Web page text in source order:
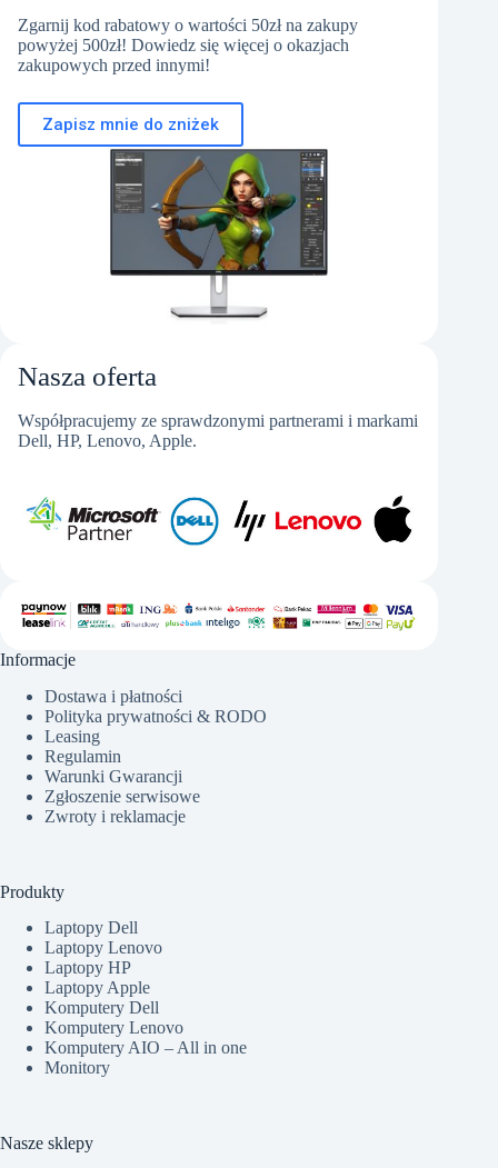
Zgarnij kod rabatowy o wartości 50zł na zakupy
powyżej 500zł! Dowiedz się więcej o okazjach
zakupowych przed innymi!
Zapisz mnie do zniżek
Nasza oferta
Współpracujemy ze sprawdzonymi partnerami i markami
Dell, HP, Lenovo, Apple.
Informacje
Dostawa i płatności
Polityka prywatności & RODO
Leasing
Regulamin
Warunki Gwarancji
Zgłoszenie serwisowe
Zwroty i reklamacje
Produkty
Laptopy Dell
Laptopy Lenovo
Laptopy HP
Laptopy Apple
Komputery Dell
Komputery Lenovo
Komputery AIO – All in one
Monitory
Nasze sklepy